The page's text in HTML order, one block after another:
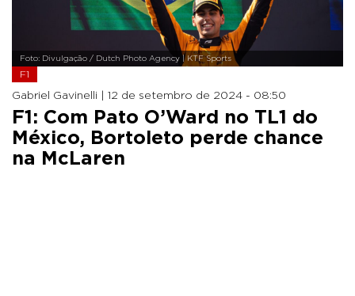
Foto: Divulgação / Dutch Photo Agency | KTF Sports
F1
Gabriel Gavinelli | 12 de setembro de 2024 - 08:50
F1: Com Pato O’Ward no TL1 do
México, Bortoleto perde chance
na McLaren